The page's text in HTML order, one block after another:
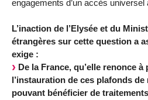
engagements d’un accès
L’inaction de l’Elysée et du
étrangères sur cette question a
exige :
De la France, qu’elle renonce
l’instauration de ces plafonds
pouvant bénéficier de